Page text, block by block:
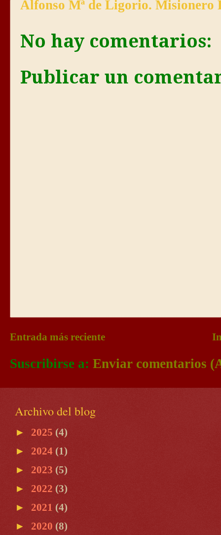
Alfonso Mª de Ligorio. Misionero
No hay comentarios:
Publicar un
Entrada más reciente
Suscribirse a: Enviar comentarios
Archivo del blog
► 2025 (4)
► 2024 (1)
► 2023 (5)
► 2022 (3)
► 2021 (4)
► 2020 (8)